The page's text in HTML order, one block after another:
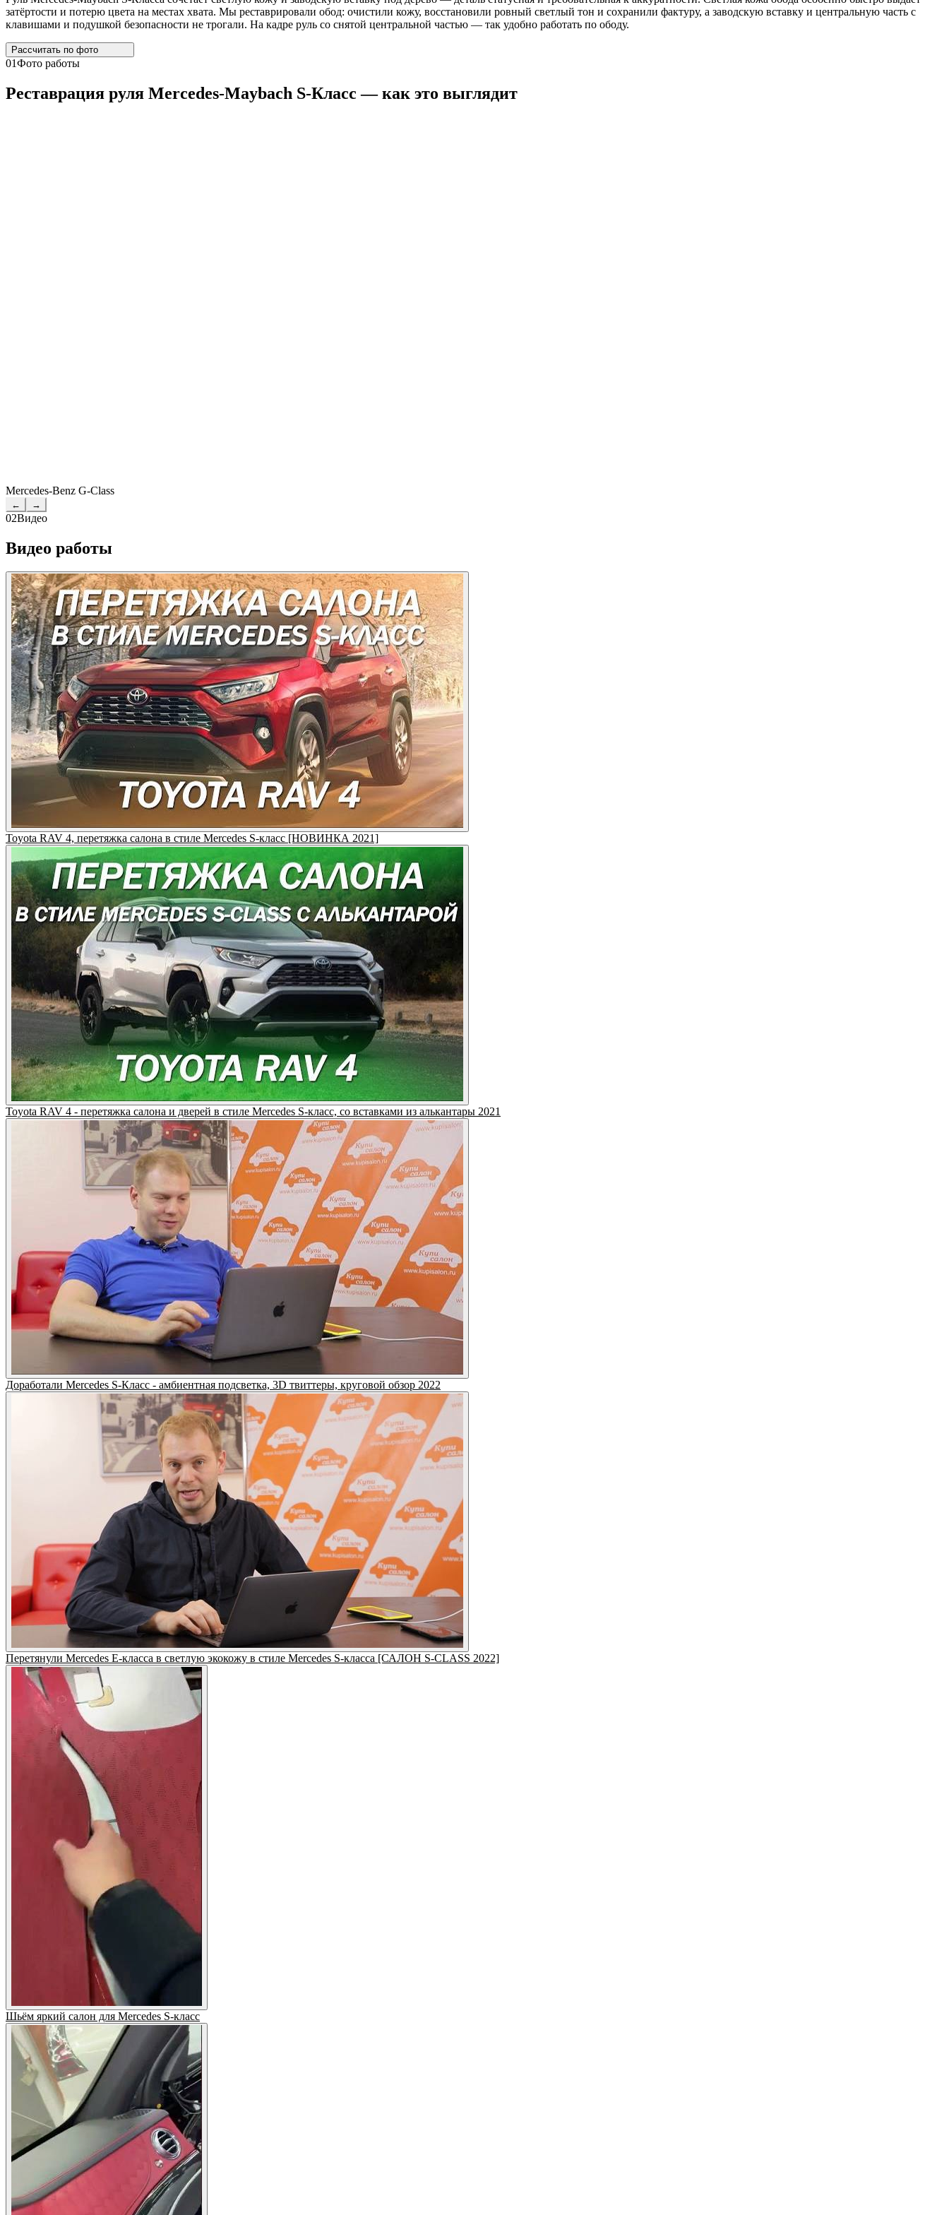
затёртости и потерю цвета на местах хвата. Мы реставрировали обод: очистили кожу, восстановили ровный светлый тон и сохранили фактуру, а заводскую вставку и центральную часть с
клавишами и подушкой безопасности не трогали. На кадре руль со снятой центральной частью — так удобно работать по ободу.
Рассчитать по фото
01Фото работы
Реставрация руля Mercedes-Maybach S-Класс — как это выглядит
Mercedes-Benz G-Class
← →
02Видео
Видео работы
Toyota RAV 4, перетяжка салона в стиле Mercedes S-класс [НОВИНКА 2021]
Toyota RAV 4 - перетяжка салона и дверей в стиле Mercedes S-класс, со вставками из алькантары 2021
Доработали Mercedes S-Класс - амбиентная подсветка, 3D твиттеры, круговой обзор 2022
Перетянули Mercedes E-класса в светлую экокожу в стиле Mercedes S-класса [САЛОН S-CLASS 2022]
Шьём яркий салон для Mercedes S-класс